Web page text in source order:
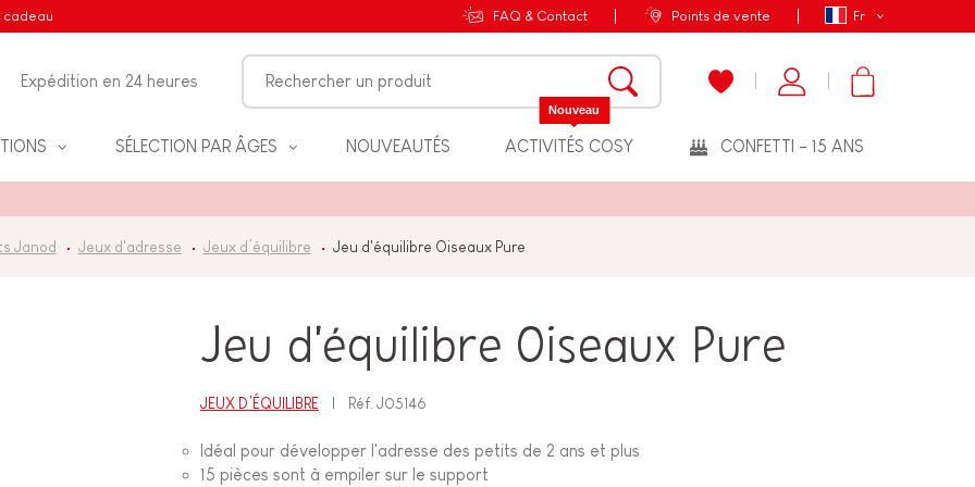
Fr
cadeau FAQ & Contact Points de vente
Expédition en 24 heures
SÉLECTION PAR ÂGES NOUVEAUTÉS ACTIVITÉS COSY
Nouveau
CONFETTI - 15 ANS
Janod Jeux d'adresse Jeux d’équilibre Jeu d'équilibre Oiseaux Pure
Jeu d'équilibre Oiseaux Pure
JEUX D’ÉQUILIBRE Réf.J05146
Idéal pour développer l'adresse des petits de 2 ans et plus
15 pièces sont à empiler sur le support